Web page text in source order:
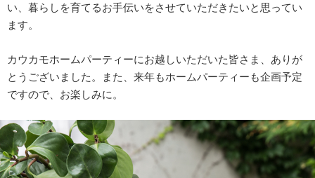
い、暮らしを育てるお手伝いをさせていただきたいと思ってい
ます。
カウカモホームパーティーにお越しいただいた皆さま、ありが
とうございました。また、来年もホームパーティーも企画予定
ですので、お楽しみに。